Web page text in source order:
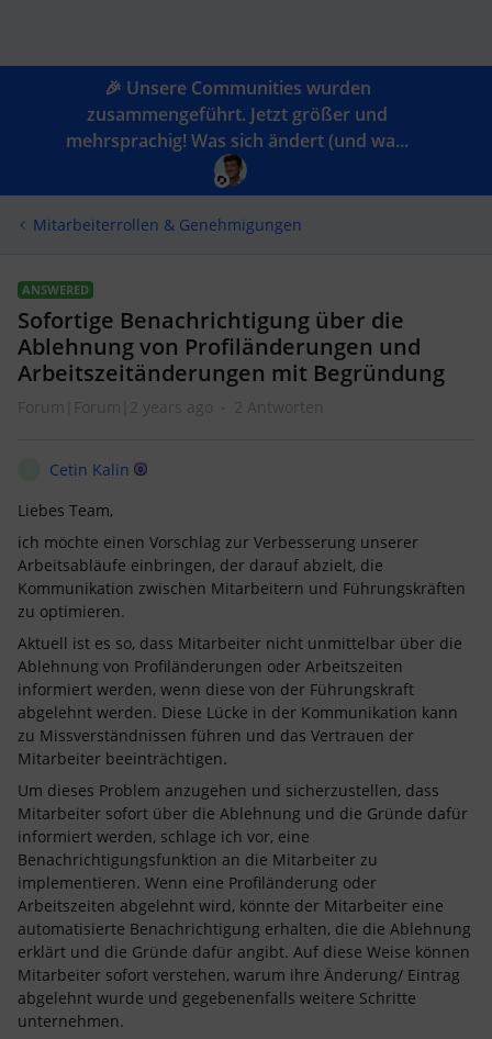
🎉 Unsere Communities wurden
zusammengeführt. Jetzt größer und
mehrsprachig! Was sich ändert (und wa...
Mitarbeiterrollen & Genehmigungen
ANSWERED
Sofortige Benachrichtigung über die
Ablehnung von Profiländerungen und
Arbeitszeitänderungen mit Begründung
Forum|Forum|2 years ago 2 Antworten
Cetin Kalin
Liebes Team,
ich möchte einen Vorschlag zur Verbesserung unserer
Arbeitsabläufe einbringen, der darauf abzielt, die
Kommunikation zwischen Mitarbeitern und Führungskräften
zu optimieren.
Aktuell ist es so, dass Mitarbeiter nicht unmittelbar über die
Ablehnung von Profiländerungen oder Arbeitszeiten
informiert werden, wenn diese von der Führungskraft
abgelehnt werden. Diese Lücke in der Kommunikation kann
zu Missverständnissen führen und das Vertrauen der
Mitarbeiter beeinträchtigen.
Um dieses Problem anzugehen und sicherzustellen, dass
Mitarbeiter sofort über die Ablehnung und die Gründe dafür
informiert werden, schlage ich vor, eine
Benachrichtigungsfunktion an die Mitarbeiter zu
implementieren. Wenn eine Profiländerung oder
Arbeitszeiten abgelehnt wird, könnte der Mitarbeiter eine
automatisierte Benachrichtigung erhalten, die die Ablehnung
erklärt und die Gründe dafür angibt. Auf diese Weise können
Mitarbeiter sofort verstehen, warum ihre Änderung/ Eintrag
abgelehnt wurde und gegebenenfalls weitere Schritte
unternehmen.